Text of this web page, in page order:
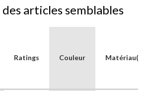
articles semblables
Ratings Couleur Matériau(x)